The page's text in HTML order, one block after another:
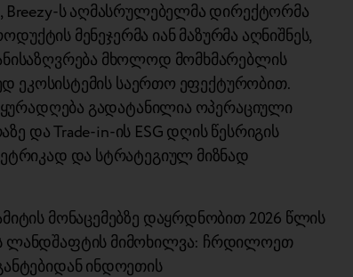
ს აღმასრულებელმა დირექტორმა
მენეჯერმა იან მაზურმა აღნიშნეს,
მხოლოდ მომხმარებლის
ეკოსისტემის საერთო ეფექტურობით.
გადატანილია ოპერაციული
და Trade-in-ის ESG დღის წესრიგის
და სტრატეგიულ მიზნად
მონაცემებზე დაყრდნობით 2026 წლის
ლანდშაფტის მიმოხილვა: ჩრდილოეთ
ინდოეთის